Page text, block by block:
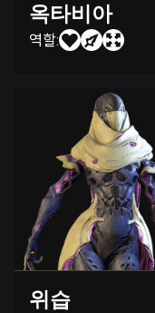
옥타비아
역할:
위습